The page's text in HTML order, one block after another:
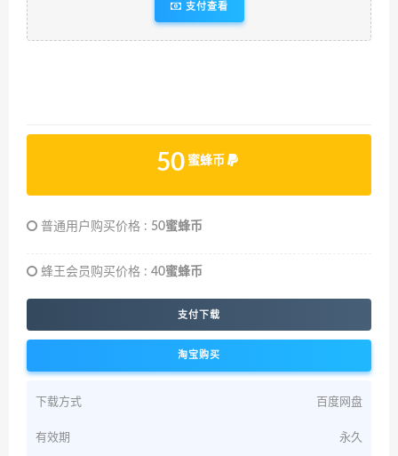
支付查看
50 蜜蜂币
普通用户购买价格 : 50蜜蜂币
蜂王会员购买价格 : 40蜜蜂币
支付下载
淘宝购买
下载方式 百度网盘
有效期 永久